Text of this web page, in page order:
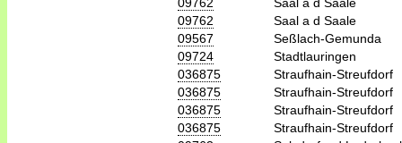
09762
Saal a d Saale
09567
Seßlach-Gemunda
09724
Stadtlauringen
036875
Straufhain-Streufdorf
036875
Straufhain-Streufdorf
036875
Straufhain-Streufdorf
036875
Straufhain-Streufdorf